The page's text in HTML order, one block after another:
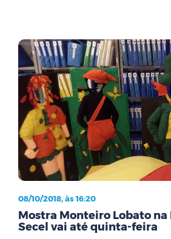
08/10/2018, às 16:20
Mostra Monteiro Lobato
Secel vai até quinta-feira